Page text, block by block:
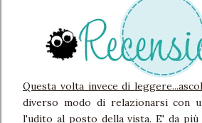
Questa volta invece di
diverso modo di relazionarsi con
l'udito al posto della vista. E' da più